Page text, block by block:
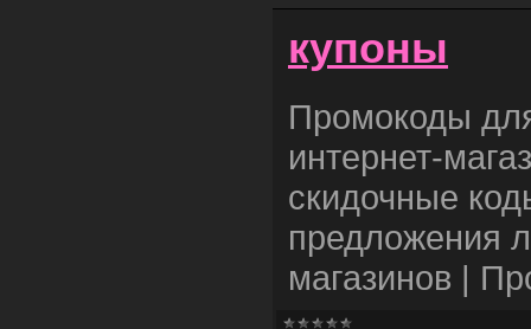
купоны
Промокоды
интернет-
скидочные
предложения
магазинов |